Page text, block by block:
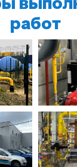
работ